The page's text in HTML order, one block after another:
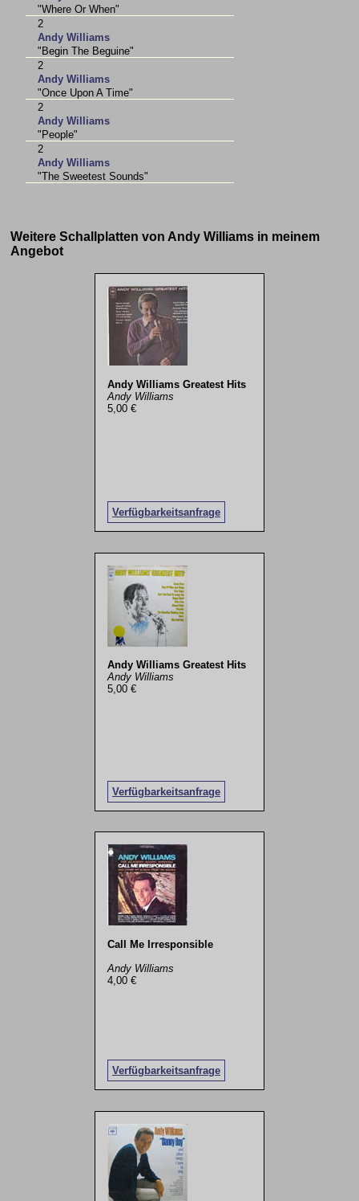
"Where Or When"
2
Andy Williams
"Begin The Beguine"
2
Andy Williams
"Once Upon A Time"
2
Andy Williams
"People"
2
Andy Williams
"The Sweetest Sounds"
Weitere Schallplatten von Andy Williams in meinem
Angebot
Andy Williams Greatest Hits
Andy Williams
5,00 €
Verfügbarkeitsanfrage
Andy Williams Greatest Hits
Andy Williams
5,00 €
Verfügbarkeitsanfrage
Call Me Irresponsible
Andy Williams
4,00 €
Verfügbarkeitsanfrage